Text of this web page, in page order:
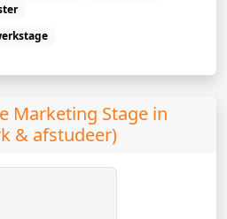
Marketing Stage in
& afstudeer)